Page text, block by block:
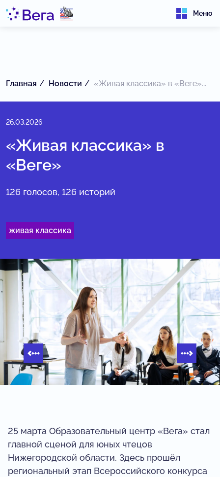
Меню
Главная Новости «Живая классика» в «Веге»...
26.03.2026
«Живая классика» в
«Веге»
126 голосов, 126 историй
живая классика
25 марта Образовательный центр «Вега» стал
главной сценой для юных чтецов
Нижегородской области. Здесь прошёл
региональный этап Всероссийского конкурса